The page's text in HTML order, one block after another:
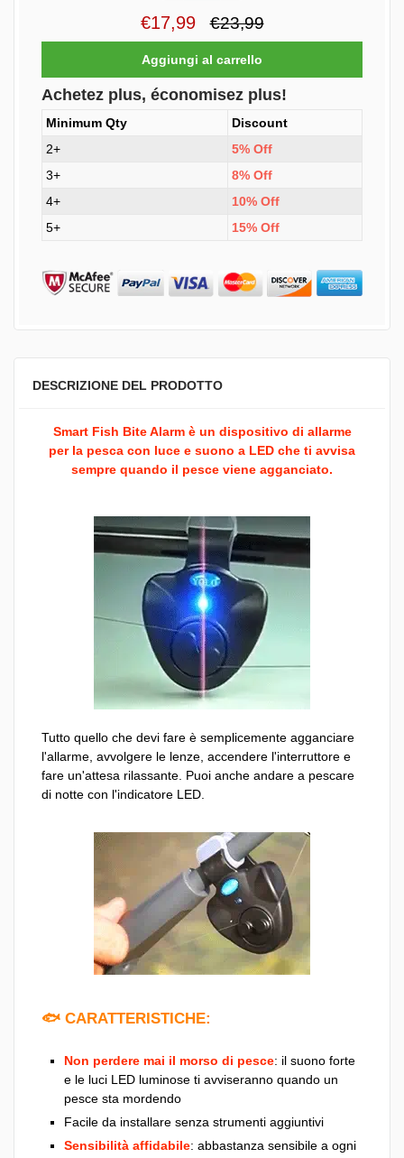
€17,99 €23,99
Achetez plus, économisez plus!
Minimum Qty
Discount
2+
5% Off
3+
8% Off
4+
10% Off
5+
15% Off
DESCRIZIONE DEL PRODOTTO
Smart Fish Bite Alarm è un dispositivo di allarme
per la pesca con luce e suono a LED che ti avvisa
sempre quando il pesce viene agganciato.
Tutto quello che devi fare è semplicemente agganciare
l'allarme, avvolgere le lenze, accendere l'interruttore e
fare un'attesa rilassante. Puoi anche andare a pescare
di notte con l'indicatore LED.
🐟 CARATTERISTICHE:
Non perdere mai il morso di pesce: il suono forte
e le luci LED luminose ti avviseranno quando un
pesce sta mordendo
Facile da installare senza strumenti aggiuntivi
Sensibilità affidabile: abbastanza sensibile a ogni